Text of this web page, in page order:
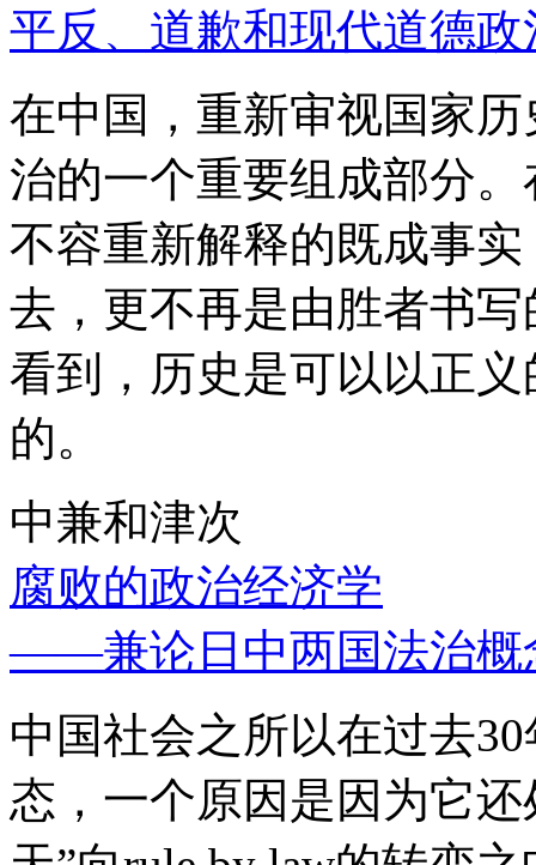
平反、道歉和现代道德政
在中国，重新审视国家
治的一个重要组成部分
不容重新解释的既成事
去，更不再是由胜者书
看到，历史是可以以正
的。
中兼和津次
腐败的政治经济学
——兼论日中两国法治概
中国社会之所以在过去
态，一个原因是因为它